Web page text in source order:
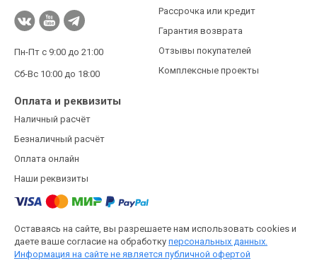
Пн-Пт с 9:00 до 21:00
Сб-Вс 10:00 до 18:00
Рассрочка или кредит
Гарантия возврата
Отзывы покупателей
Комплексные проекты
Оплата и реквизиты
Наличный расчёт
Безналичный расчёт
Оплата онлайн
Наши реквизиты
Оставаясь на сайте, вы разрешаете нам использовать cookies и
даете ваше согласие на обработку персональных данных.
Информация на сайте не является публичной офертой